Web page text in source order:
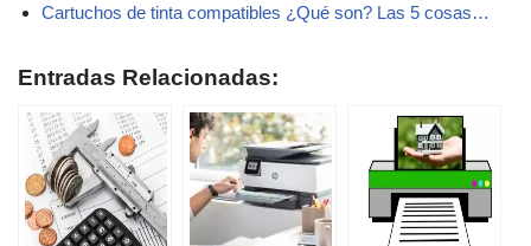
Cartuchos de tinta compatibles ¿Qué son? Las 5 cosas…
Entradas Relacionadas: